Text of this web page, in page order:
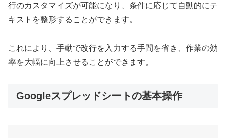
行のカスタマイズが可能になり、条件に応じて自動的にテ
キストを整形することができます。
これにより、手動で改行を入力する手間を省き、作業の効
率を大幅に向上させることができます。
Googleスプレッドシートの基本操作